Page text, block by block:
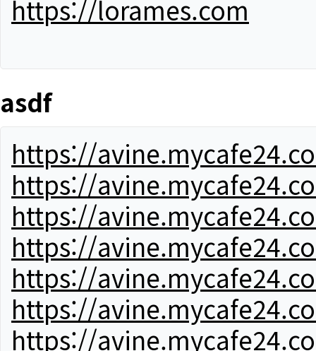
https://lorames.com
asdf
https://
https://
https://
https://
https://
https://
https://